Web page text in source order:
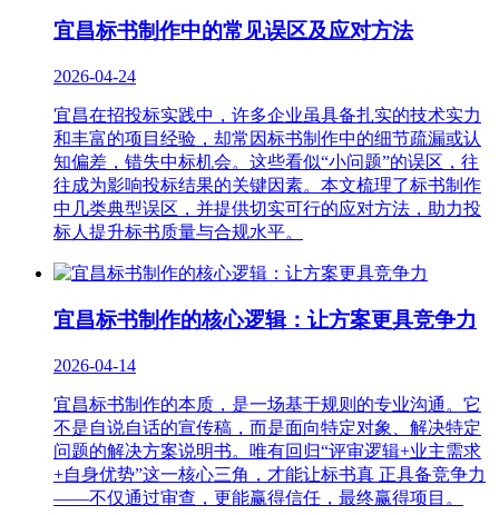
宜昌标书制作中的常见误区及应对方法
2026-04-24
宜昌在招投标实践中，许多企业虽具备扎实的技术实力
和丰富的项目经验，却常因标书制作中的细节疏漏或认
知偏差，错失中标机会。这些看似“小问题”的误区，往
往成为影响投标结果的关键因素。本文梳理了标书制作
中几类典型误区，并提供切实可行的应对方法，助力投
标人提升标书质量与合规水平。
宜昌标书制作的核心逻辑：让方案更具竞争力
2026-04-14
宜昌标书制作的本质，是一场基于规则的专业沟通。它
不是自说自话的宣传稿，而是面向特定对象、解决特定
问题的解决方案说明书。唯有回归“评审逻辑+业主需求
+自身优势”这一核心三角，才能让标书真 正具备竞争力
——不仅通过审查，更能赢得信任，最终赢得项目。